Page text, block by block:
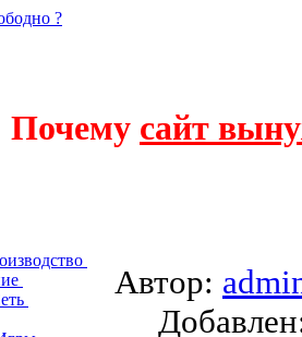
?
Почему сайт
Автор: